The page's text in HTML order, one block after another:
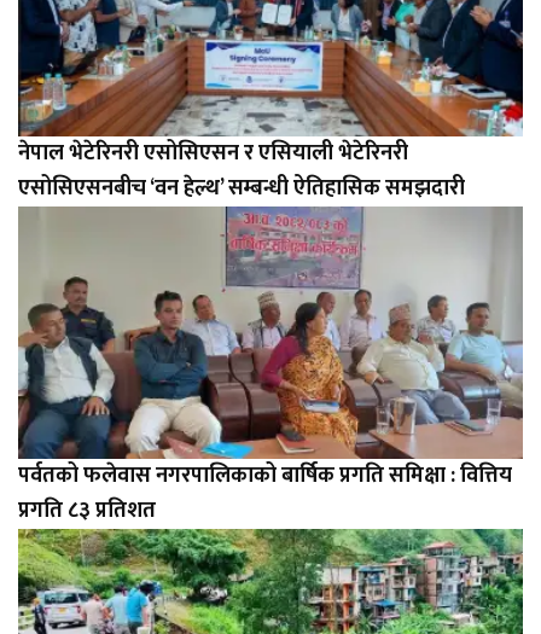
नेपाल भेटेरिनरी एसोसिएसन र एसियाली भेटेरिनरी
एसोसिएसनबीच ‘वन हेल्थ’ सम्बन्धी ऐतिहासिक समझदारी
पर्वतको फलेवास नगरपालिकाको बार्षिक प्रगति समिक्षा : वित्तिय
प्रगति ८३ प्रतिशत